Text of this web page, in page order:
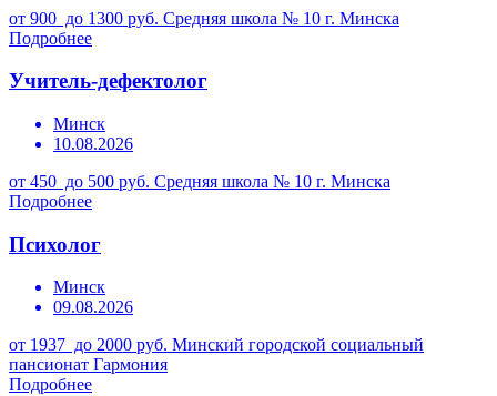
от 900 до 1300 руб. Средняя школа № 10 г. Минска
Подробнее
Учитель-дефектолог
Минск
10.08.2026
от 450 до 500 руб. Средняя школа № 10 г. Минска
Подробнее
Психолог
Минск
09.08.2026
от 1937 до 2000 руб. Минский городской социальный
пансионат Гармония
Подробнее